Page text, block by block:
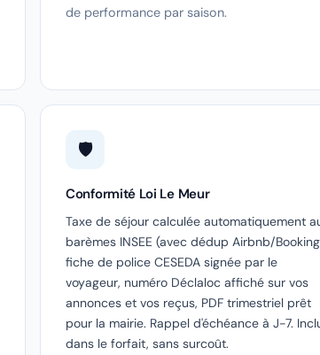
de performance par saison.
🛡️
Conformité Loi Le Meur
Taxe de séjour calculée automatiquement
barèmes INSEE (avec dédup Airbnb/
fiche de police CESEDA signée par le
voyageur, numéro Déclaloc affiché sur vos
annonces et vos reçus, PDF trimestriel prêt
pour la mairie. Rappel d'échéance à J-7.
dans le forfait, sans surcoût.